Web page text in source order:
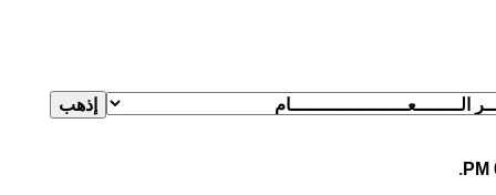
.